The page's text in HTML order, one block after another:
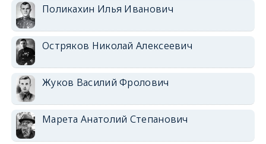
Поликахин Илья Иванович
Остряков Николай Алексеевич
Жуков Василий Фролович
Марета Анатолий Степанович